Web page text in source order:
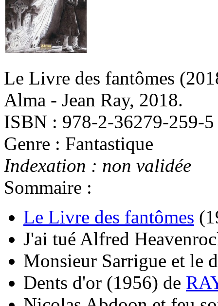
Le Livre des fantômes
Alma - Jean Ray, 2018.
ISBN : 978-2-36279-259-5
Genre : Fantastique
Indexation : non validée
Sommaire :
Le Livre des fantômes
J'ai tué Alfred
Monsieur Sarrigue et le
Dents d'or (1956) de